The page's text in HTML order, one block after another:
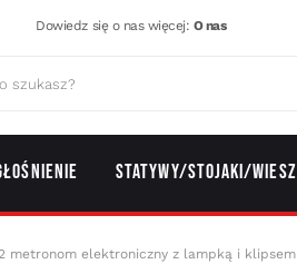
Dowiedz się o nas więcej: O nas
Statywy/Stojaki/
metronom elektroniczny z lampką i